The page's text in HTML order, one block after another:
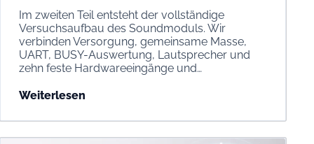
Im zweiten Teil entsteht der vollständige
Versuchsaufbau des Soundmoduls. Wir
verbinden Versorgung, gemeinsame Masse,
UART, BUSY-Auswertung, Lautsprecher und
zehn feste Hardwareeingänge und…
Weiterlesen